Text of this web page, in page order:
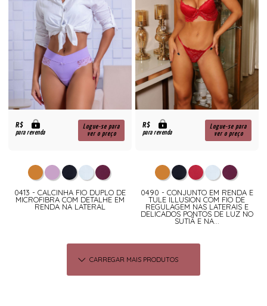
R$
para revenda
Logue-se para
ver o preço
0413 - CALCINHA FIO DUPLO DE
MICROFIBRA COM DETALHE EM
RENDA NA LATERAL
R$
para revenda
Logue-se para
ver o preço
0490 - CONJUNTO EM RENDA E
TULE ILLUSION COM FIO DE
REGULAGEM NAS LATERAIS E
DELICADOS PONTOS DE LUZ NO
SUTIÃ E NA...
CARREGAR MAIS PRODUTOS